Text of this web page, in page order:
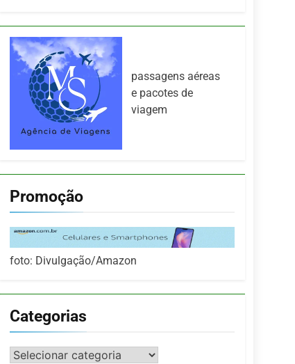
passagens aéreas
e pacotes de
viagem
Promoção
foto: Divulgação/Amazon
Categorias
Categorias